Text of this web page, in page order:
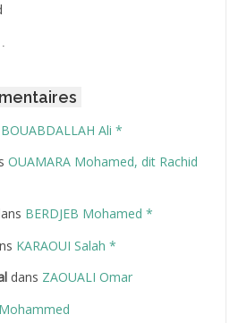
BOUABDALLAH Ali *
OUAMARA Mohamed, dit Rachid
BERDJEB Mohamed *
KARAOUI Salah *
dans ZAOUALI Omar